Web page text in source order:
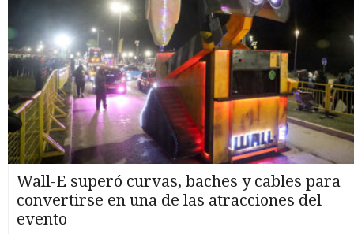
Wall-E superó curvas, baches y cables para
convertirse en una de las atracciones del
evento